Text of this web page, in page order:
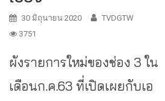
30 มิถุนายน 2020
TVDGTW
3751
ผังรายการใหม่ของช่อง 3 ใน
เดือนก.ค.63 ที่เปิดเผยกับเอ